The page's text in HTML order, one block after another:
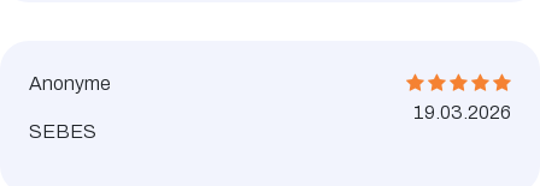
Anonyme
SEBES
19.03.2026